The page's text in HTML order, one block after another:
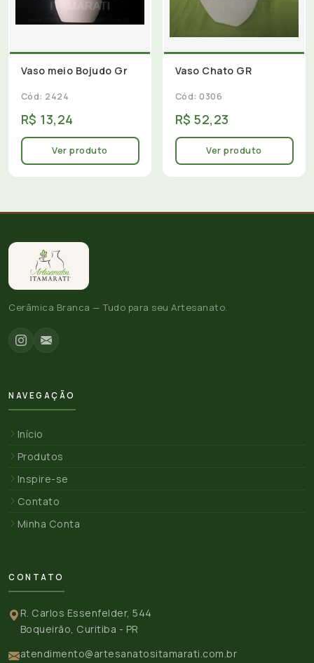
Vaso meio Bojudo Gr
Cód: 2424
R$ 13,24
Ver produto
Vaso Chato GR
Cód: 0306
R$ 52,23
Ver produto
Cerâmica Branca — Tudo para seu Artesanato.
NAVEGAÇÃO
Início
Produtos
Inspire-se
Contato
Minha Conta
CONTATO
R. Carlos Essenfelder, 544
Boqueirão, Curitiba - PR
atendimento@artesanatositamarati.com.br